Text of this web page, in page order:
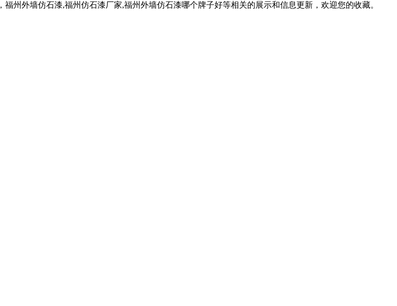
，福州外墙仿石漆,福州仿石漆厂家,福州外墙仿石漆哪个牌子好等相关的展示和信息更新，欢迎您的收藏。